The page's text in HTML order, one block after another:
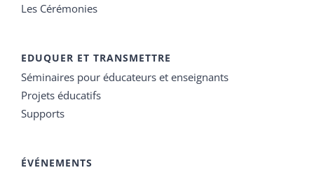
Les Cérémonies
EDUQUER ET TRANSMETTRE
Séminaires pour éducateurs et enseignants
Projets éducatifs
Supports
ÉVÉNEMENTS